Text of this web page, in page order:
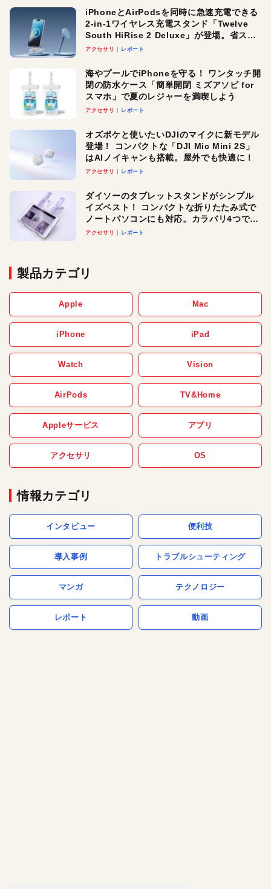
iPhoneとAirPodsを同時に急速充電できる
2-in-1ワイヤレス充電スタンド「Twelve
South HiRise 2 Deluxe」が登場。省スペ
ースでおしゃれに充電したい人にオスス
アクセサリ レポート
海やプールでiPhoneを守る！ ワンタッチ開
閉の防水ケース「簡単開閉 ミズアソビ for
スマホ」で夏のレジャーを満喫しよう
アクセサリ レポート
オズポケと使いたいDJIのマイクに新モデル
登場！ コンパクトな「DJI Mic Mini 2S」
はAIノイキャンも搭載。屋外でも快適に！
アクセサリ レポート
ダイソーのタブレットスタンドがシンプル
イズベスト！ コンパクトな折りたたみ式で
ノートパソコンにも対応。カラバリ4つで選
べる楽しさも
アクセサリ レポート
製品カテゴリ
Apple Mac
iPhone iPad
Watch Vision
AirPods TV&Home
Appleサービス アプリ
アクセサリ OS
情報カテゴリ
インタビュー 便利技
導入事例 トラブルシューティング
マンガ テクノロジー
レポート 動画